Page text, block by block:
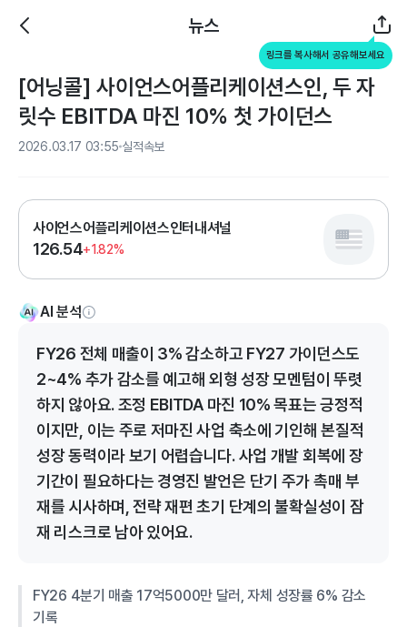
뉴스
링크를 복사해서 공유해보세요
[어닝콜] 사이언스어플리케이션스인, 두 자
릿수 EBITDA 마진 10% 첫 가이던스
2026.03.17 03:55 실적속보
사이언스어플리케이션스인터내셔널
126.54+1.82%
AI 분석
FY26 전체 매출이 3% 감소하고 FY27 가이던스도
2~4% 추가 감소를 예고해 외형 성장 모멘텀이 뚜렷
하지 않아요. 조정 EBITDA 마진 10% 목표는 긍정적
이지만, 이는 주로 저마진 사업 축소에 기인해 본질적
성장 동력이라 보기 어렵습니다. 사업 개발 회복에 장
기간이 필요하다는 경영진 발언은 단기 주가 촉매 부
재를 시사하며, 전략 재편 초기 단계의 불확실성이 잠
재 리스크로 남아 있어요.
FY26 4분기 매출 17억5000만 달러, 자체 성장률 6% 감소
기록